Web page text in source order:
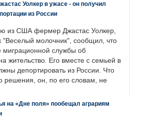
Уолкер в ужасе - он получил
из России
из США фермер Джастас Уолкер,
"Веселый молочник", сообщил, что
миграционной службы об
жительство. Его вместе с семьей в
депортировать из России. Что
решения, он, по его словам, не
на «Дне поля» пообещал аграриям